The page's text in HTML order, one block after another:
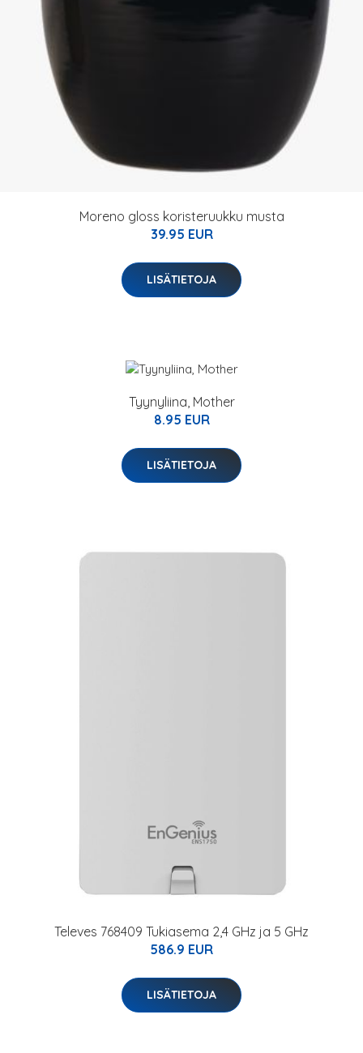
Moreno gloss koristeruukku musta
39.95 EUR
LISÄTIETOJA
Tyynyliina, Mother
8.95 EUR
LISÄTIETOJA
Televes 768409 Tukiasema 2,4 GHz ja 5 GHz
586.9 EUR
LISÄTIETOJA